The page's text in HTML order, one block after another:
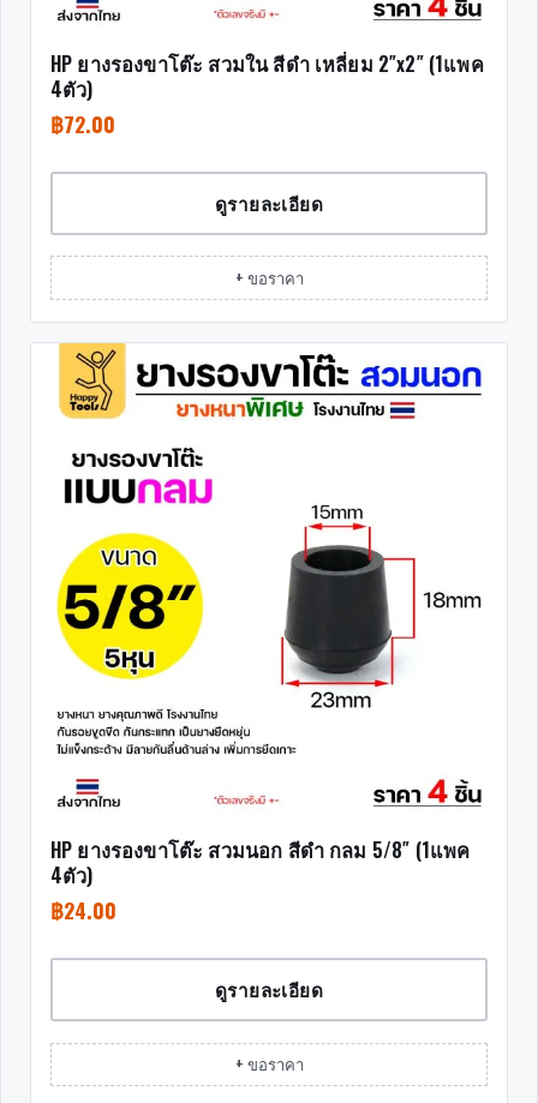
HP ยางรองขาโต๊ะ สวมใน สีดำ เหลี่ยม 2″x2″ (1แพค
4ตัว)
฿72.00
ดูรายละเอียด
+ ขอราคา
HP ยางรองขาโต๊ะ สวมนอก สีดำ กลม 5/8″ (1แพค
4ตัว)
฿24.00
ดูรายละเอียด
+ ขอราคา